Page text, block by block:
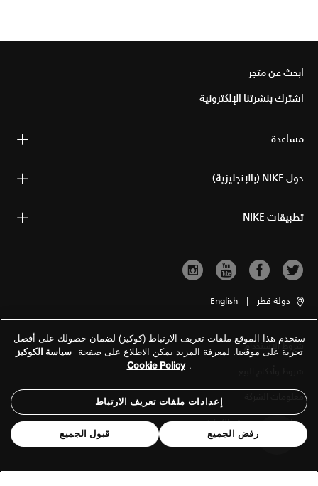
ابحث عن متجر
اشترك بنشرتنا الإلكترونية
مساعدة
حول NIKE (بالإنجليزية)
تطبيقات NIKE
دولة قطر |
English
شروط الاستخدام
معلومات الشركة
سياسة الخصوصية والكوكيز
ستخدم هذا الموقع ملفات تعريف الارتباط (كوكيز) لضمان حصولك على أفضل
تجربة على موقعنا. لمعرفة المزيد يمكن الاطلاع على صفحة سياسة الكوكيز
.
Cookie Policy
إعدادات ملفات تعريف الارتباط
رفض الجميع قبول الجميع